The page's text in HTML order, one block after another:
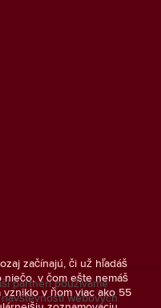
začínajú, či už hľadáš
v čom ešte nemáš
v ňom viac ako 55
partneri používame
webových